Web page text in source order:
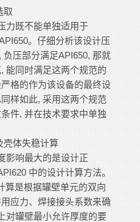
取
力既不能单独适用于
。仔细分析该设计压
负压部分满足API650, 那就
能同时满足这两个规范的
格的作为该设备的最终设
样如此, 采用这两个规范
件, 并在技术要求中单独
壳体失稳计算
影响最大的是设计正
中的设计计算方法。
算是根据罐壁单元的双向
应力、焊接接头系数来确
对罐壁最小允许厚度的要